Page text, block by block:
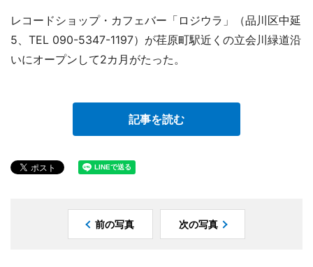
レコードショップ・カフェバー「ロジウラ」（品川区中延
5、TEL 090-5347-1197）が荏原町駅近くの立会川緑道沿
いにオープンして2カ月がたった。
記事を読む
前の写真 次の写真